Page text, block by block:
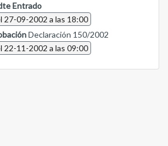
Entrado
27-09-2002 a las 18:00
Declaración 150/2002
22-11-2002 a las 09:00